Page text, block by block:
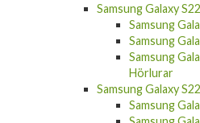
Samsung Galaxy S22
Samsung
Samsung
Samsung
Hörlurar
Samsung Galaxy
Samsung